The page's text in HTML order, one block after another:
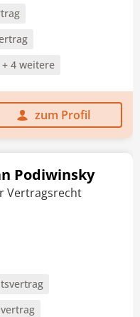
+ 4 weitere
zum Profil
Podiwinsky
Vertragsrecht